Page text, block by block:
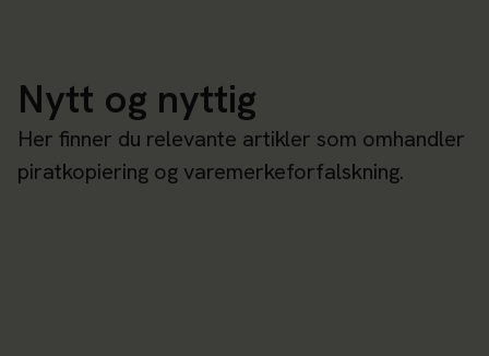
Nytt og nyttig
Her finner du relevante artikler som omhandler
piratkopiering og varemerkeforfalskning.